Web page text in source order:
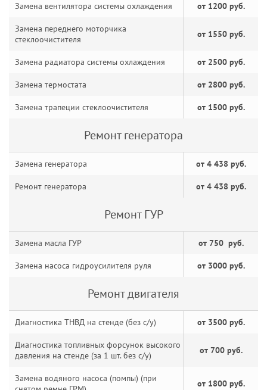
Замена вентилятора системы охлаждения от 1200 руб.
Замена переднего моторчика
стеклоочистителя
от 1550 руб.
Замена радиатора системы охлаждения от 2500 руб.
Замена термостата от 2800 руб.
Замена трапеции стеклоочистителя от 1500 руб.
Ремонт генератора
Замена генератора от 4 438 руб.
Ремонт генератора от 4 438 руб.
Ремонт ГУР
Замена масла ГУР от 750 руб.
Замена насоса гидроусилителя руля от 3000 руб.
Ремонт двигателя
Диагностика ТНВД на стенде (без с/у) от 3500 руб.
Диагностика топливных форсунок высокого
давления на стенде (за 1 шт. без с/у)
от 700 руб.
Замена водяного насоса (помпы) (при
от 1800 руб.